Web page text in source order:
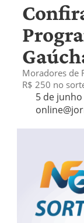
Moradores de
R$ 250 no
5 de